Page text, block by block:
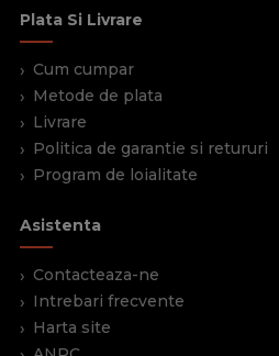
Plata Si Livrare
Cum cumpar
Metode de plata
Livrare
Politica de garantie si retururi
Program de loialitate
Asistenta
Contacteaza-ne
Intrebari frecvente
Harta site